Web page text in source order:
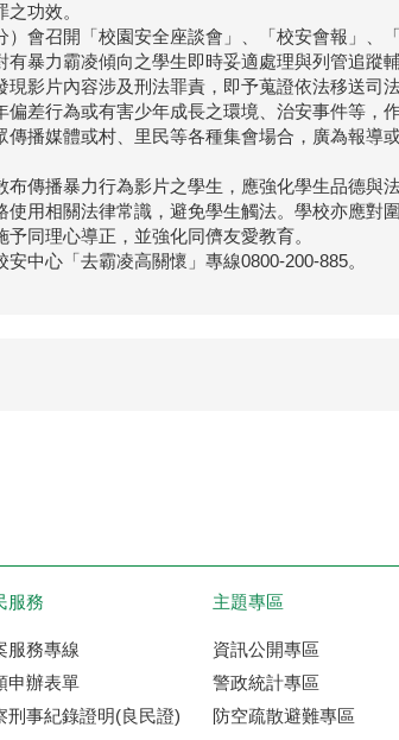
功效。
）會召開「校園安全座談會」、「校安會報」、
暴力霸凌傾向之學生即時妥適處理與列管追蹤輔
現影片內容涉及刑法罪責，即予蒐證依法移送司法
偏差行為或有害少年成長之環境、治安事件等，
傳播媒體或村、里民等各種集會場合，廣為報導
布傳播暴力行為影片之學生，應強化學生品德與
使用相關法律常識，避免學生觸法。學校亦應對
同理心導正，並強化同儕友愛教育。
安中心「去霸凌高關懷」專線0800-200-885。
服務
服務專線
申辦表單
刑事紀錄證明(良民證)
主題專區
資訊公開專區
警政統計專區
防空疏散避難專區